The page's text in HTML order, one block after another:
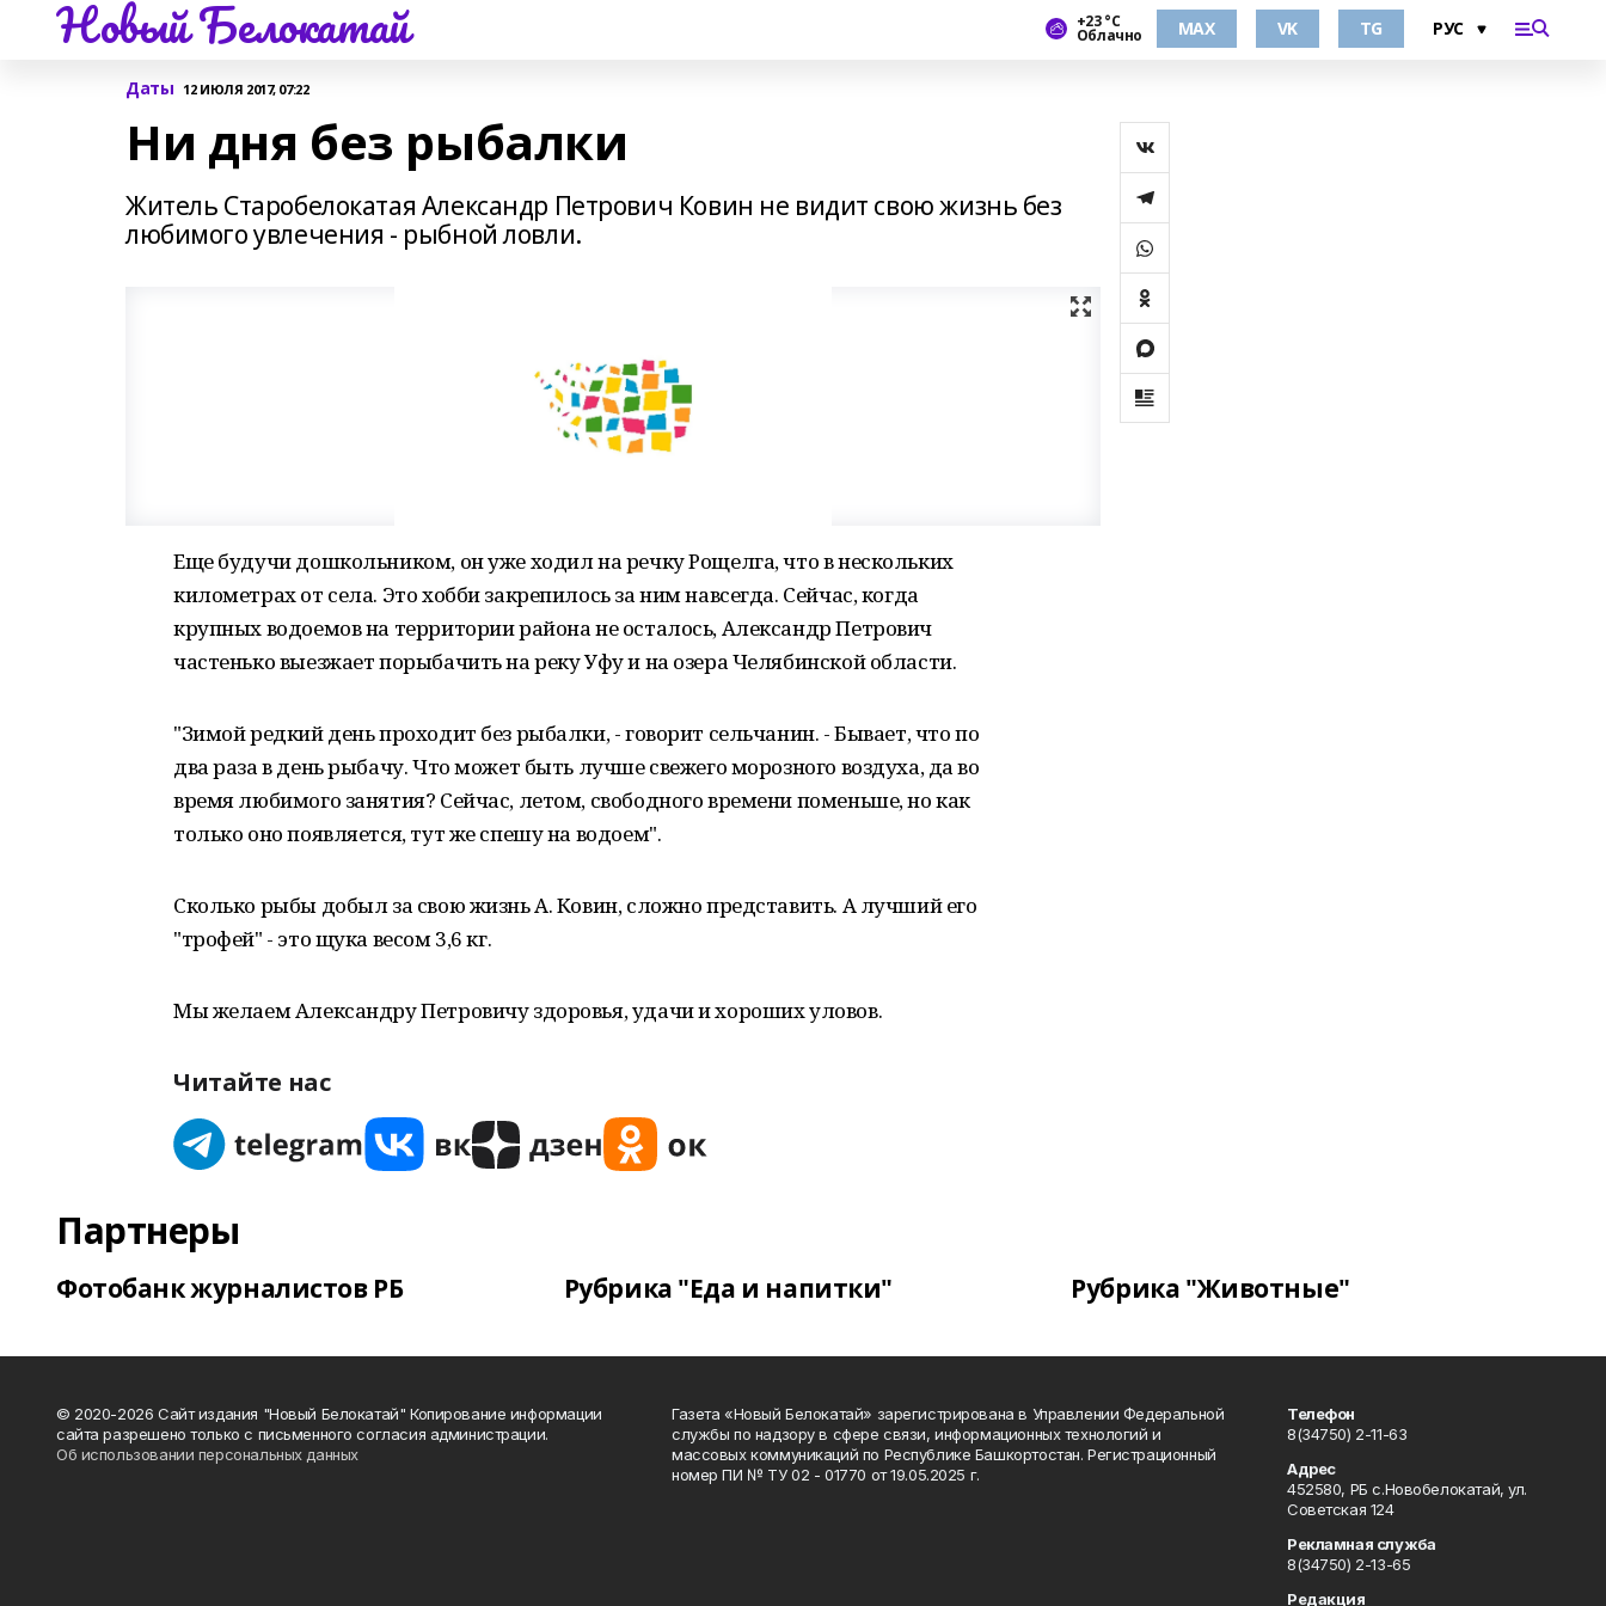
Новый Белокатай +23 °С
Облачно MAX VK TG
Даты 12 ИЮЛЯ 2017, 07:22
Ни дня без рыбалки
Житель Старобелокатая Александр Петрович Ковин не видит свою жизнь без
любимого увлечения - рыбной ловли.
Еще будучи дошкольником, он уже ходил на речку Рощелга, что в нескольких
километрах от села. Это хобби закрепилось за ним навсегда. Сейчас, когда
крупных водоемов на территории района не осталось, Александр Петрович
частенько выезжает порыбачить на реку Уфу и на озера Челябинской области.
"Зимой редкий день проходит без рыбалки, - говорит сельчанин. - Бывает, что по
два раза в день рыбачу. Что может быть лучше свежего морозного воздуха, да во
время любимого занятия? Сейчас, летом, свободного времени поменьше, но как
только оно появляется, тут же спешу на водоем".
Сколько рыбы добыл за свою жизнь А. Ковин, сложно представить. А лучший его
"трофей" - это щука весом 3,6 кг.
Мы желаем Александру Петровичу здоровья, удачи и хороших уловов.
Читайте нас
Партнеры
Фотобанк журналистов РБ Рубрика "Еда и напитки" Рубрика "Животные"
© 2020-2026 Сайт издания "Новый Белокатай" Копирование информации
сайта разрешено только с письменного согласия администрации.
Об использовании персональных данных
Газета «Новый Белокатай» зарегистрирована в Управлении Федеральной
службы по надзору в сфере связи, информационных технологий и
массовых коммуникаций по Республике Башкортостан. Регистрационный
номер ПИ № ТУ 02 - 01770 от 19.05.2025 г.
Телефон
8(34750) 2-11-63
Адрес
452580, РБ с.Новобелокатай, ул.
Советская 124
Рекламная служба
8(34750) 2-13-65
Редакция